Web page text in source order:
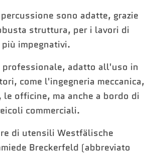
sono adatte, grazie
struttura, per i lavori di
impegnativi.
professionale, adatto all'uso in
come l'ingegneria meccanica,
officine, ma anche a bordo di
commerciali.
di utensili Westfälische
Breckerfeld (abbreviato